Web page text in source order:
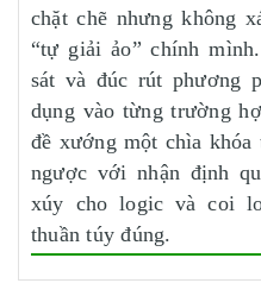
chặt chẽ nhưng không
“tự giải ảo” chính
sát và đúc rút phương
dụng vào từng trường
đề xướng một chìa
ngược với nhận định
xúy cho logic và coi
thuần túy đúng.